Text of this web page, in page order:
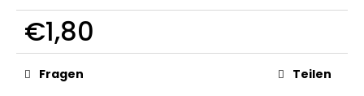
€1,80
Verkaufspreis:
Fragen Teilen
-
EDELSTAHL
SCHLÜSSELANHÄNGER
€18,90